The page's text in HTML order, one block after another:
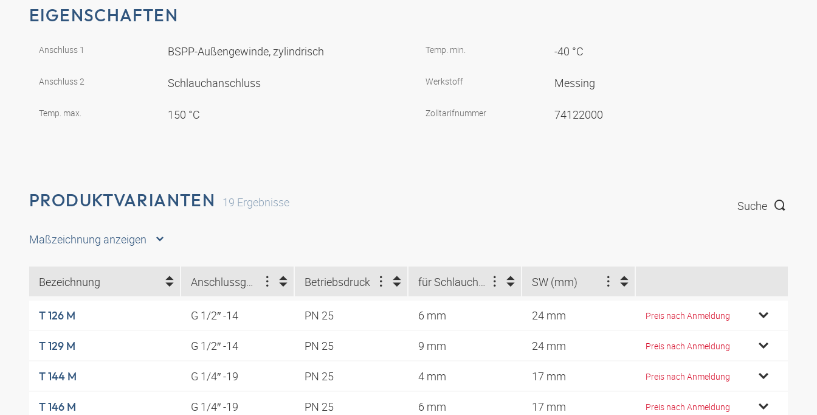
EIGENSCHAFTEN
Anschluss 1 BSPP-Außengewinde, zylindrisch
Anschluss 2 Schlauchanschluss
Temp. max. 150 °C
Temp. min. -40 °C
Werkstoff Messing
Zolltarifnummer 74122000
PRODUKTVARIANTEN 19 Ergebnisse Suche
Maßzeichnung anzeigen
Bezeichnung Betriebsdruck SW (mm)
T 126 M G 1/2″ -14 PN 25 6 mm 24 mm Preis nach Anmeldung
T 129 M G 1/2″ -14 PN 25 9 mm 24 mm Preis nach Anmeldung
T 144 M G 1/4″ -19 PN 25 4 mm 17 mm Preis nach Anmeldung
T 146 M G 1/4″ -19 PN 25 6 mm 17 mm Preis nach Anmeldung